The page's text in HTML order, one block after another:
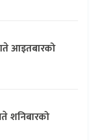
आइतबारको
शनिबारको